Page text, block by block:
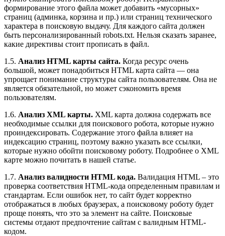
формирование этого файла может добавить «мусорных»
страниц (админка, корзина и пр.) или страниц технического
характера в поисковую выдачу. Для каждого сайта должен
быть персонализированный robots.txt. Нельзя сказать заранее,
какие директивы стоит прописать в файл.
1.5. Анализ HTML карты сайта. Когда ресурс очень
большой, может понадобиться HTML карта сайта — она
упрощает понимание структуры сайта пользователям. Она не
является обязательной, но может сэкономить время
пользователям.
1.6. Анализ XML карты. XML карта должна содержать все
необходимые ссылки для поискового робота, которые нужно
проиндексировать. Содержание этого файла влияет на
индексацию страниц, поэтому важно указать все ссылки,
которые нужно обойти поисковому роботу. Подробнее о XML
карте можно почитать в нашей статье.
1.7. Анализ валидности HTML кода. Валидация HTML – это
проверка соответствия HTML-кода определенным правилам и
стандартам. Если ошибок нет, то сайт будет корректно
отображаться в любых браузерах, а поисковому роботу будет
проще понять, что это за элемент на сайте. Поисковые
системы отдают предпочтение сайтам с валидным HTML-
кодом.